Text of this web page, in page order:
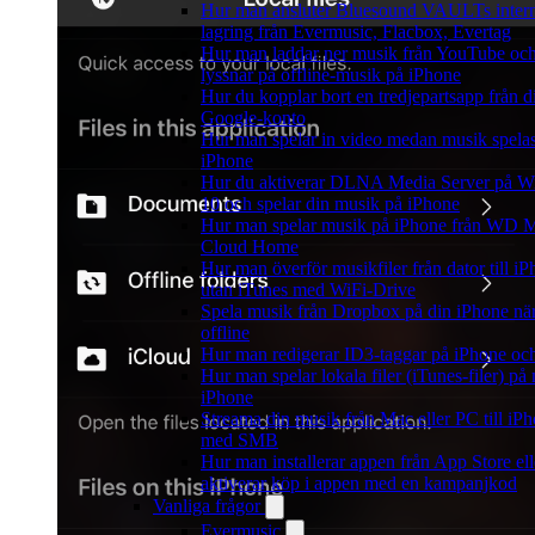
Hur man ansluter Bluesound VAULTs
lagring från Evermusic, Flacbox, Evertag
Hur man laddar ner musik från YouTube
lyssnar på offline-musik på iPhone
Hur du kopplar bort en tredjepartsapp från
Google-konto
Hur man spelar in video medan musik
iPhone
Hur du aktiverar DLNA Media Server på
10 och spelar din musik på iPhone
Hur man spelar musik på iPhone från WD
Cloud Home
Hur man överför musikfiler från dator till
utan iTunes med WiFi-Drive
Spela musik från Dropbox på din iPhone
offline
Hur man redigerar ID3-taggar på iPhone
Hur man spelar lokala filer (iTunes-filer) på
iPhone
Streama din musik från Mac eller PC till
med SMB
Hur man installerar appen från App Store
aktiverar köp i appen med en kampanjkod
Vanliga frågor
Evermusic